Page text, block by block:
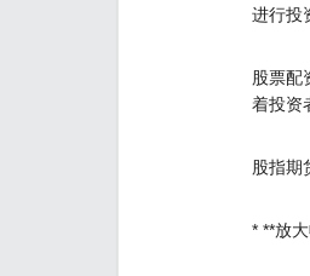
进行投
股票配
着投资
股指期
* **放